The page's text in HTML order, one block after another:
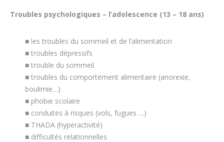
Troubles psychologiques – l’adolescence (13 – 18 ans)
■ les troubles du sommeil et de l’alimentation
■ troubles dépressifs
■ trouble du sommeil
■ troubles du comportement alimentaire (anorexie,
boulimie…)
■ phobie scolaire
■ conduites à risques (vols, fugues …)
■ THADA (hyperactivité)
■ difficultés relationnelles